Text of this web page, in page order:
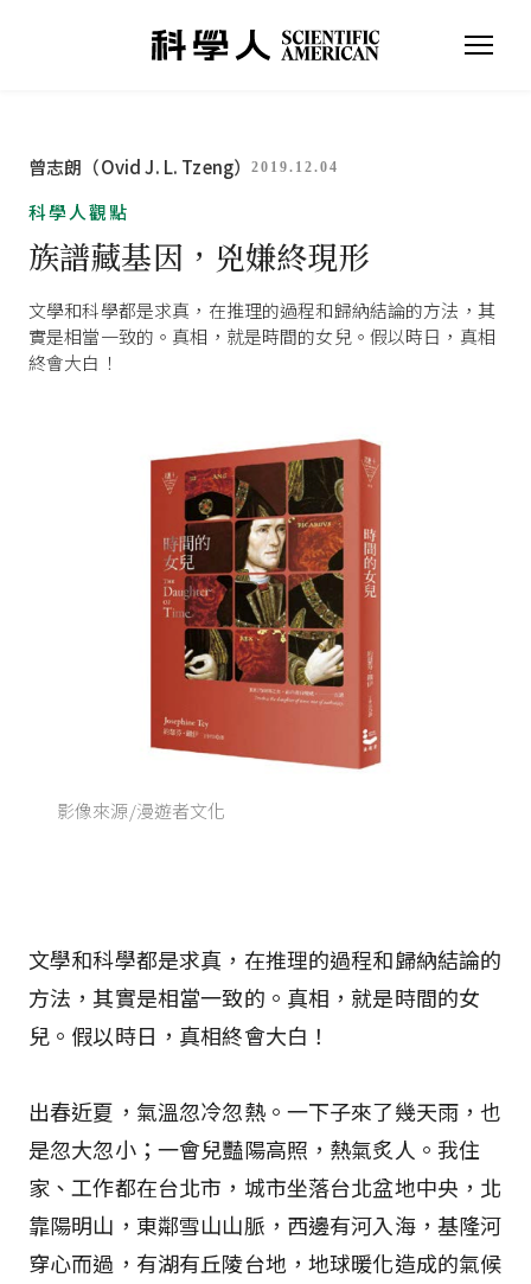
曾志朗（Ovid J. L. Tzeng）2019.12.04
科學人觀點
族譜藏基因，兇嫌終現形
文學和科學都是求真，在推理的過程和歸納結論的方法，其
實是相當一致的。真相，就是時間的女兒。假以時日，真相
終會大白！
影像來源/漫遊者文化
文學和科學都是求真，在推理的過程和歸納結論的
方法，其實是相當一致的。真相，就是時間的女
兒。假以時日，真相終會大白！
出春近夏，氣溫忽冷忽熱。一下子來了幾天雨，也
是忽大忽小；一會兒豔陽高照，熱氣炙人。我住
家、工作都在台北市，城市坐落台北盆地中央，北
靠陽明山，東鄰雪山山脈，西邊有河入海，基隆河
穿心而過，有湖有丘陵台地，地球暖化造成的氣候